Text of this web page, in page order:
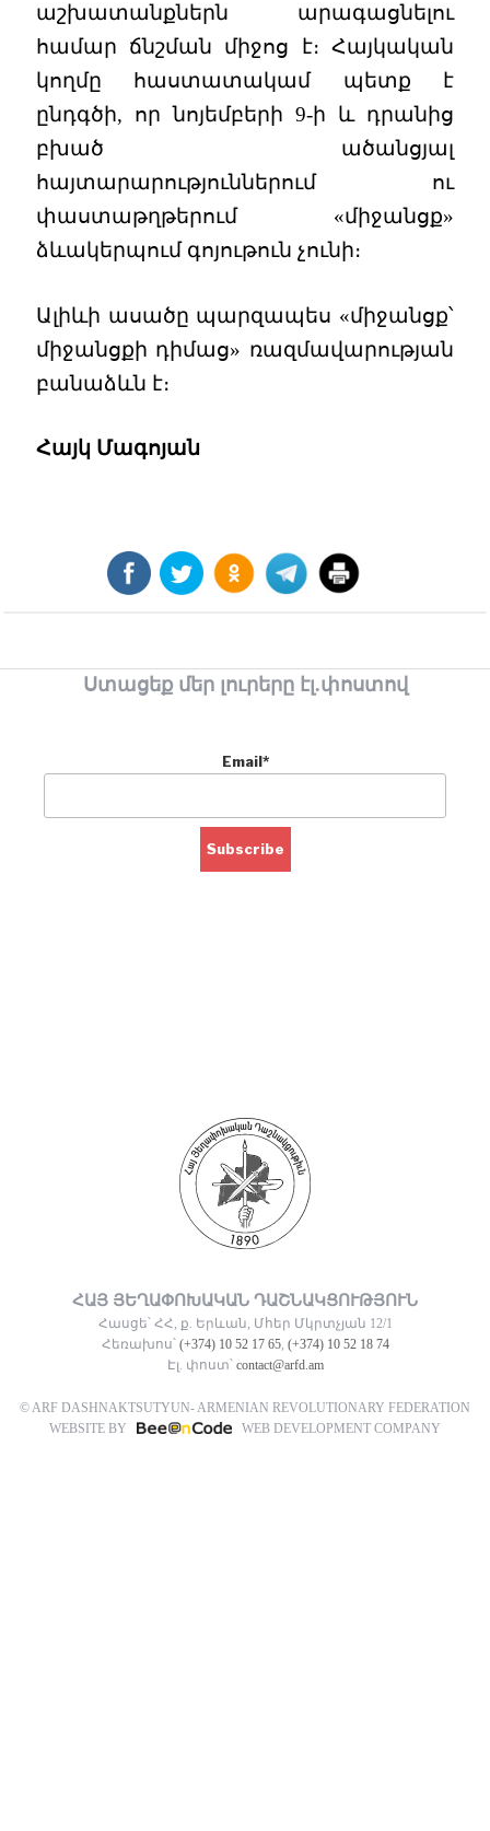
աշխատանքներն արագացնելու
համար ճնշման միջոց է։ Հայկական
կողմը հաստատակամ պետք է
ընդգծի, որ նոյեմբերի 9-ի և դրանից
բխած ածանցյալ
հայտարարություններում ու
փաստաթղթերում «միջանցք»
ձևակերպում գոյութուն չունի։
Ալիևի ասածը պարզապես «միջանցք՝
միջանցքի դիմաց» ռազմավարության
բանաձևն է։
Հայկ Մագոյան
Ստացեք մեր լուրերը էլ.փոստով
Email*
ՀԱՅ ՅԵՂԱՓՈԽԱԿԱՆ ԴԱՇՆԱԿՑՈՒԹՅՈՒՆ
Հասցե՝ ՀՀ, ք. Երևան, Մհեր Մկրտչյան 12/1
Հեռախոս՝ (+374) 10 52 17 65, (+374) 10 52 18 74
Էլ. փոստ՝ contact@arfd.am
© ARF DASHNAKTSUTYUN- ARMENIAN REVOLUTIONARY FEDERATION
WEBSITE BY
WEB DEVELOPMENT COMPANY